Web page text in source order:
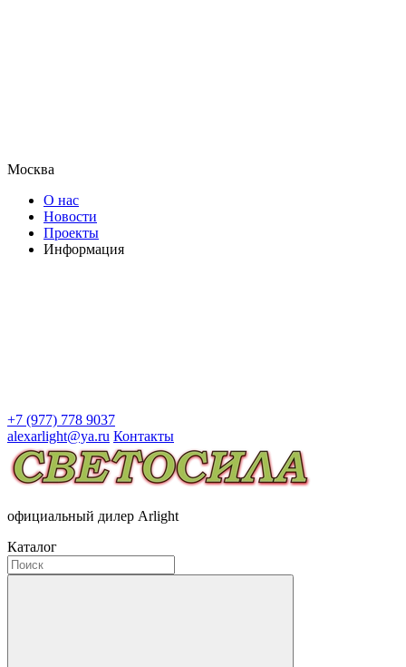
Москва
О нас
Новости
Проекты
Информация
+7 (977) 778 9037
alexarlight@ya.ru Контакты
официальный дилер Arlight
Каталог